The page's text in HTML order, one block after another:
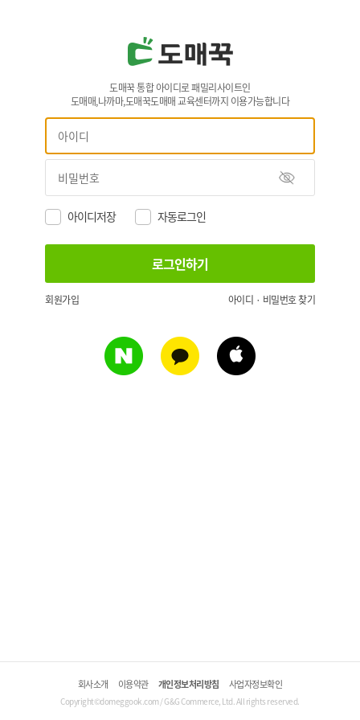
도매꾹 통합 아이디로 패밀리사이트인
도매매,나까마,도매꾹도매매 교육센터까지 이용가능합니다
아이디저장 자동로그인
회원가입 아이디 · 비밀번호 찾기
회사소개 이용약관 개인정보처리방침 사업자정보확인
Copyright©domeggook.com / G&G Commerce, Ltd. All rights reserved.